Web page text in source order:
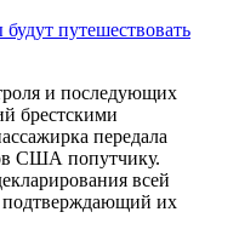
путешествовать
и последующих
брестскими
передала
США попутчику.
всей
подтверждающий их